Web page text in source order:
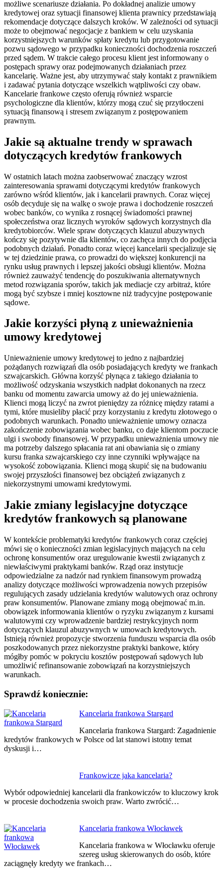
możliwe scenariusze działania. Po dokładnej analizie umowy
kredytowej oraz sytuacji finansowej klienta prawnicy przedstawiają
rekomendacje dotyczące dalszych kroków. W zależności od sytuacji
może to obejmować negocjacje z bankiem w celu uzyskania
korzystniejszych warunków spłaty kredytu lub przygotowanie
pozwu sądowego w przypadku konieczności dochodzenia roszczeń
przed sądem. W trakcie całego procesu klient jest informowany o
postępach sprawy oraz podejmowanych działaniach przez
kancelarię. Ważne jest, aby utrzymywać stały kontakt z prawnikiem
i zadawać pytania dotyczące wszelkich wątpliwości czy obaw.
Kancelarie frankowe często oferują również wsparcie
psychologiczne dla klientów, którzy mogą czuć się przytłoczeni
sytuacją finansową i stresem związanym z postępowaniem
prawnym.
Jakie są aktualne trendy w sprawach
dotyczących kredytów frankowych
W ostatnich latach można zaobserwować znaczący wzrost
zainteresowania sprawami dotyczącymi kredytów frankowych
zarówno wśród klientów, jak i kancelarii prawnych. Coraz więcej
osób decyduje się na walkę o swoje prawa i dochodzenie roszczeń
wobec banków, co wynika z rosnącej świadomości prawnej
społeczeństwa oraz licznych wyroków sądowych korzystnych dla
kredytobiorców. Wiele spraw dotyczących klauzul abuzywnych
kończy się pozytywnie dla klientów, co zachęca innych do podjęcia
podobnych działań. Ponadto coraz więcej kancelarii specjalizuje się
w tej dziedzinie prawa, co prowadzi do większej konkurencji na
rynku usług prawnych i lepszej jakości obsługi klientów. Można
również zauważyć tendencję do poszukiwania alternatywnych
metod rozwiązania sporów, takich jak mediacje czy arbitraż, które
mogą być szybsze i mniej kosztowne niż tradycyjne postępowanie
sądowe.
Jakie korzyści płyną z unieważnienia
umowy kredytowej
Unieważnienie umowy kredytowej to jedno z najbardziej
pożądanych rozwiązań dla osób posiadających kredyty we frankach
szwajcarskich. Główna korzyść płynąca z takiego działania to
możliwość odzyskania wszystkich nadpłat dokonanych na rzecz
banku od momentu zawarcia umowy aż do jej unieważnienia.
Klienci mogą liczyć na zwrot pieniędzy za różnicę między ratami a
tymi, które musieliby płacić przy korzystaniu z kredytu złotowego o
podobnych warunkach. Ponadto unieważnienie umowy oznacza
zakończenie zobowiązania wobec banku, co daje klientom poczucie
ulgi i swobody finansowej. W przypadku unieważnienia umowy nie
ma potrzeby dalszego spłacania rat ani obawiania się o zmiany
kursu franka szwajcarskiego czy inne czynniki wpływające na
wysokość zobowiązania. Klienci mogą skupić się na budowaniu
swojej przyszłości finansowej bez obciążeń związanych z
niekorzystnymi umowami kredytowymi.
Jakie zmiany legislacyjne dotyczące
kredytów frankowych są planowane
W kontekście problematyki kredytów frankowych coraz częściej
mówi się o konieczności zmian legislacyjnych mających na celu
ochronę konsumentów oraz uregulowanie kwestii związanych z
niewłaściwymi praktykami banków. Rząd oraz instytucje
odpowiedzialne za nadzór nad rynkiem finansowym prowadzą
analizy dotyczące możliwości wprowadzenia nowych przepisów
regulujących zasady udzielania kredytów walutowych oraz ochrony
praw konsumentów. Planowane zmiany mogą obejmować m.in.
obowiązek informowania klientów o ryzyku związanym z kursami
walutowymi czy wprowadzenie bardziej restrykcyjnych norm
dotyczących klauzul abuzywnych w umowach kredytowych.
Istnieją również propozycje stworzenia funduszu wsparcia dla osób
poszkodowanych przez niekorzystne praktyki bankowe, który
mógłby pomóc w pokryciu kosztów postępowań sądowych lub
umożliwić refinansowanie zobowiązań na korzystniejszych
warunkach.
Sprawdź koniecznie:
Kancelaria frankowa Stargard
Kancelaria frankowa Stargard: Zagadnienie
kredytów frankowych w Polsce od lat stanowi istotny temat
dyskusji i…
Frankowicze jaka kancelaria?
Wybór odpowiedniej kancelarii dla frankowiczów to kluczowy krok
w procesie dochodzenia swoich praw. Warto zwrócić…
Kancelaria frankowa Włocławek
Kancelaria frankowa w Włocławku oferuje
szereg usług skierowanych do osób, które
zaciągnęły kredyty we frankach…
Nawigacja
wpisu